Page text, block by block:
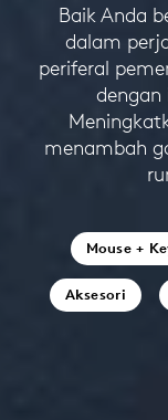
Baik Anda
dalam
periferal
menambah
Mouse +
Aksesori